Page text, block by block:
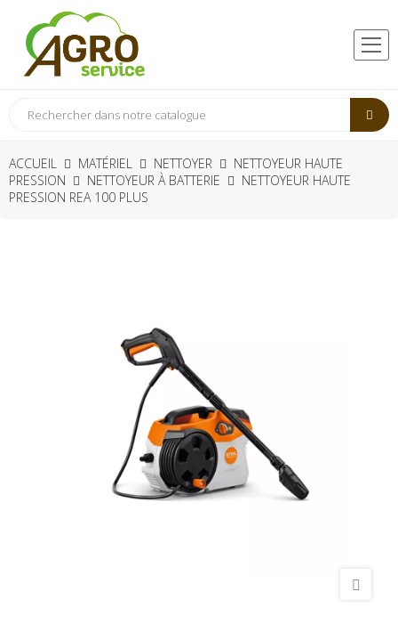
ACCUEIL MATÉRIEL NETTOYER
NETTOYEUR HAUTE
PRESSION
NETTOYEUR À BATTERIE
NETTOYEUR HAUTE
PRESSION REA 100 PLUS